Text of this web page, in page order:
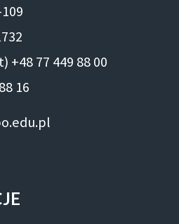
77 449 88 00
16